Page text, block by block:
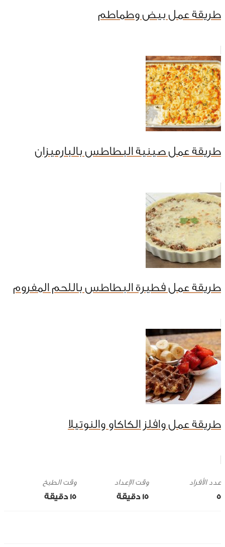
طريقة عمل بيض وطماطم
طريقة عمل صينية البطاطس بالبارميزان
طريقة عمل فطيرة البطاطس باللحم المفروم
طريقة عمل وافلز الكاكاو والنوتيلا
5
وقت الإعداد
15 ‎دقيقة
وقت الطبخ
15 ‎دقيقة